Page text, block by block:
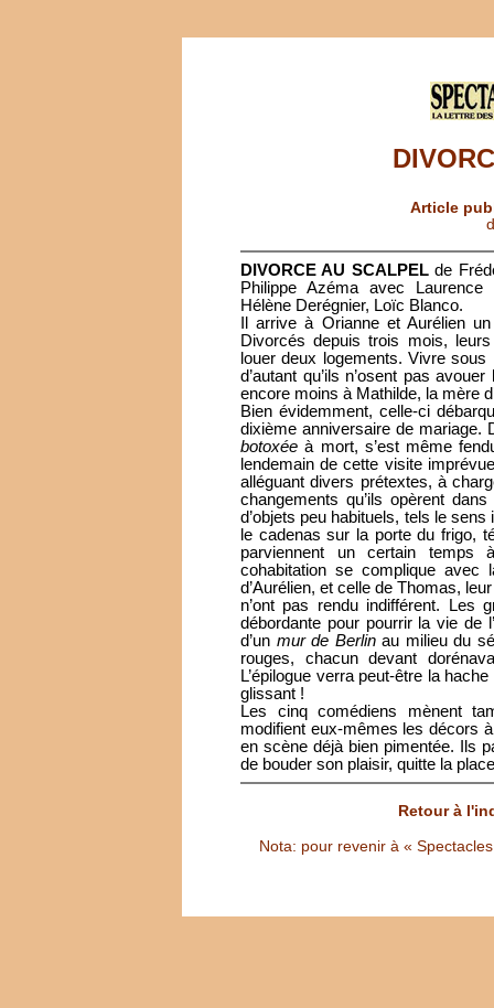
Article
DIVORCE AU SCALPELde
Philippe Azéma avec
Hélène Derégnier, Loïc Blanco.
Il arrive à Orianne et Aurélien
Divorcés depuis trois mois,
louer deux logements. Vivre
d’autant qu’ils n’osent pas
encore moins à Mathilde, la mère
Bien évidemment, celle-ci
dixième anniversaire de mariage.
botoxée à mort, s’est même
lendemain de cette visite
alléguant divers prétextes, à
changements qu’ils opèrent dans
d’objets peu habituels, tels le
le cadenas sur la porte du frigo,
parviennent un certain temps
cohabitation se complique avec
d’Aurélien, et celle de Thomas,
n’ont pas rendu indifférent. Les
débordante pour pourrir la vie de
d’un mur de Berlinau milieu du
rouges, chacun devant
L’épilogue verra peut-être la
glissant !
Les cinq comédiens mènent
modifient eux-mêmes les décors
en scène déjà bien pimentée. Ils
de bouder son plaisir, quitte la
Retour à
Nota: pour revenir à «